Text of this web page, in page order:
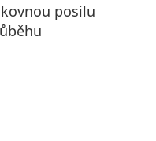
posilu